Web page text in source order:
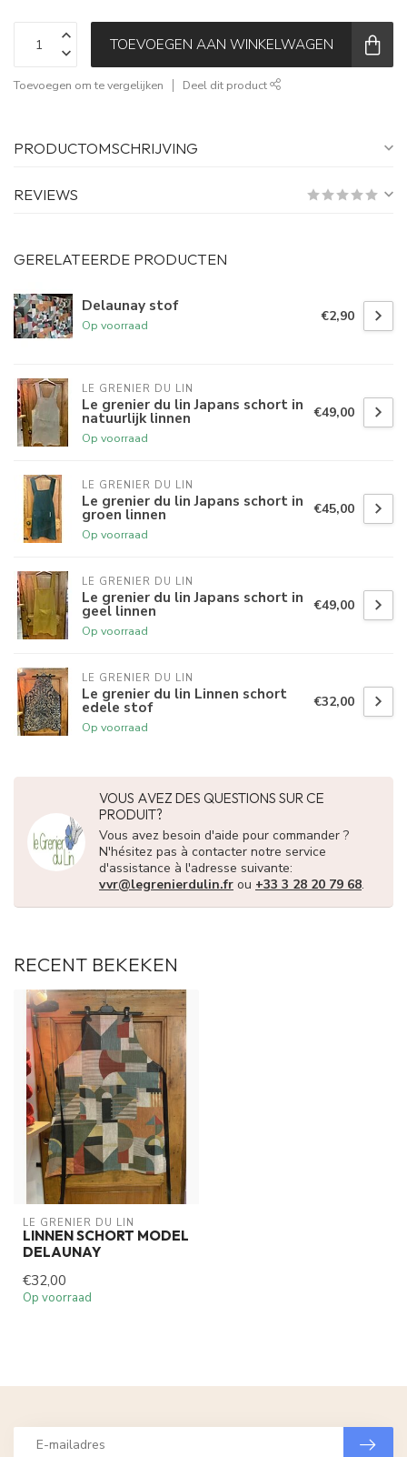
TOEVOEGEN AAN WINKELWAGEN
Toevoegen om te vergelijken Deel dit product
PRODUCTOMSCHRIJVING
REVIEWS
GERELATEERDE PRODUCTEN
Delaunay stof
Op voorraad
€2,90
LE GRENIER DU LIN
Le grenier du lin Japans schort in
natuurlijk linnen
Op voorraad
€49,00
LE GRENIER DU LIN
Le grenier du lin Japans schort in
groen linnen
Op voorraad
€45,00
LE GRENIER DU LIN
Le grenier du lin Japans schort in
geel linnen
Op voorraad
€49,00
LE GRENIER DU LIN
Le grenier du lin Linnen schort
edele stof
Op voorraad
€32,00
VOUS AVEZ DES QUESTIONS SUR CE
PRODUIT?
Vous avez besoin d'aide pour commander ?
N'hésitez pas à contacter notre service
d'assistance à l'adresse suivante:
vvr@legrenierdulin.fr ou +33 3 28 20 79 68.
RECENT BEKEKEN
LE GRENIER DU LIN
LINNEN SCHORT MODEL
DELAUNAY
€32,00
Op voorraad